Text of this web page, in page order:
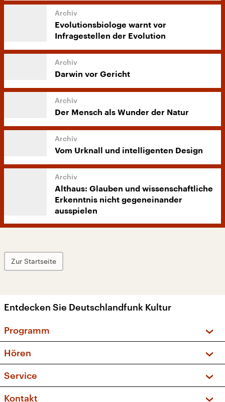
Evolutionsbiologe warnt vor
Infragestellen der Evolution
Darwin vor Gericht
Der Mensch als Wunder der Natur
Vom Urknall und intelligenten Design
Althaus: Glauben und wissenschaftliche
Erkenntnis nicht gegeneinander
ausspielen
Zur Startseite
Entdecken Sie Deutschlandfunk Kultur
Programm
Sendungen und Podcasts
Musikliste
Kakadu – Das Kinderprogramm
Hören
Frequenzen (UKW + DAB+)
Service
FAQ
Kontakt